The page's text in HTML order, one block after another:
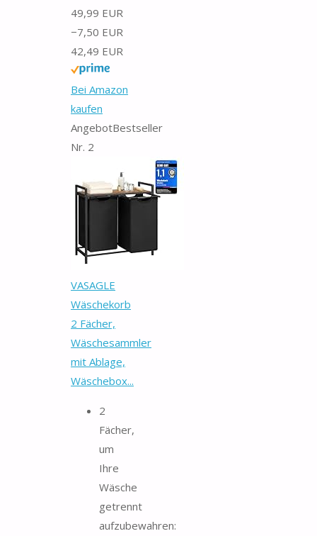
49,99 EUR
−7,50 EUR
42,49 EUR
Bei Amazon
kaufen
AngebotBestseller
Nr. 2
VASAGLE
Wäschekorb
2 Fächer,
Wäschesammler
mit Ablage,
Wäschebox...
2
Fächer,
um
Ihre
Wäsche
getrennt
aufzubewahren: